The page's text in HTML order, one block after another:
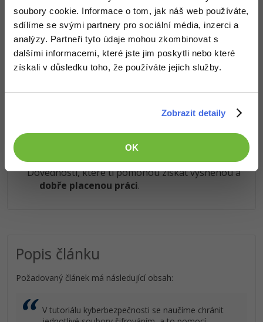
soubory cookie. Informace o tom, jak náš web používáte,
sdílíme se svými partnery pro sociální média, inzerci a
analýzy. Partneři tyto údaje mohou zkombinovat s
dalšími informacemi, které jste jim poskytli nebo které
získali v důsledku toho, že používáte jejich služby.
Zobrazit detaily
OK
Ostatní
Fórum
ukázaly něco nového a užitečného.
Chceš v kurzu pokračovat? Přejdi doprémiové sekce
Obsah článku spadá pod licenciPremium, koupí článku souhlasíš
Přístup k jednotlivým lekcím dle způsobu pořízení.
Kvalitní znalostiv oblasti IT.
Dovednosti, které ti pomohou získat vysněnou a
dobře placenou práci.
Popis článku
Požadovaný článek má následující obsah:
V tutoriálu kyberbezpečnosti se naučíme chránit